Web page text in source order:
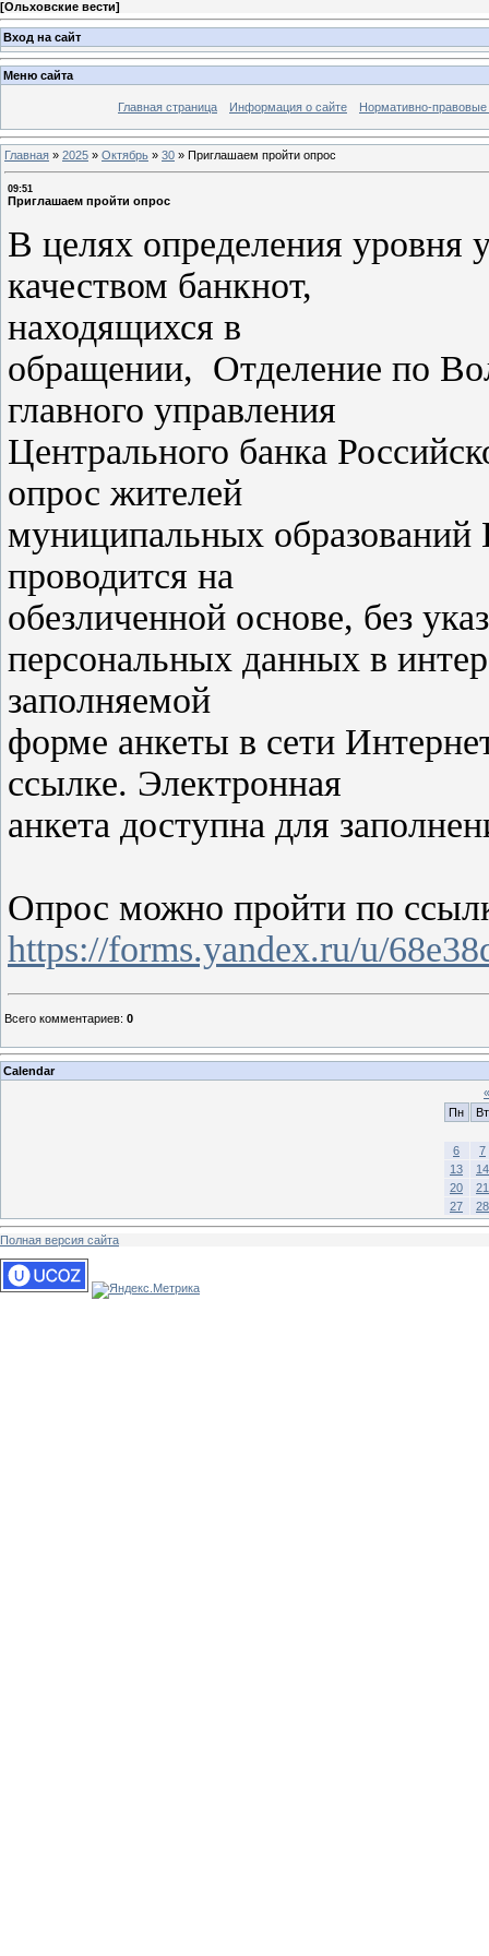
[Ольховские вести]
Вход на сайт
Меню сайта
Главная страница Информация о сайте Нормативно-правовые
Главная » 2025 » Октябрь » 30 » Приглашаем пройти опрос
09:51
Приглашаем пройти опрос
В целях определения уровня
качеством банкнот,
находящихся в
обращении, Отделение по
главного управления
Центрального банка
опрос жителей
муниципальных образований
проводится на
обезличенной основе, без
персональных данных в
заполняемой
форме анкеты в сети
ссылке. Электронная
анкета доступна для
Опрос можно пройти по
https://forms.yandex.ru/u/
Всего комментариев: 0
Calendar
«
Пн
Вт
6
7
13
14
20
21
27
28
Полная версия сайта